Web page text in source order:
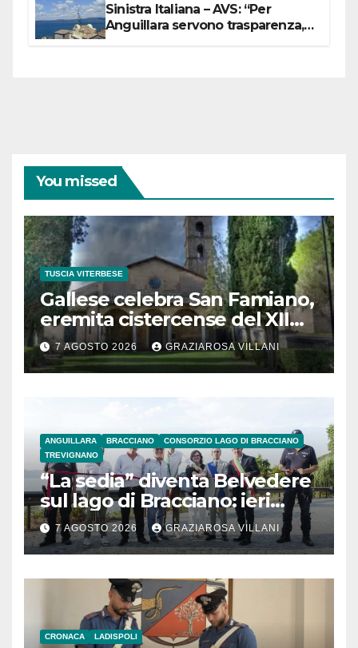
Sinistra Italiana – AVS: “Per
Anguillara servono trasparenza,
You missed
TUSCIA VITERBESE
Gallese celebra San Famiano,
eremita cistercense del XII
secolo
7 AGOSTO 2026 GRAZIAROSA VILLANI
ANGUILLARA BRACCIANO
CONSORZIO LAGO DI BRACCIANO
TREVIGNANO
“La sedia” diventa Belvedere
sul lago di Bracciano: ieri
l’inaugurazione
7 AGOSTO 2026 GRAZIAROSA VILLANI
CRONACA LADISPOLI